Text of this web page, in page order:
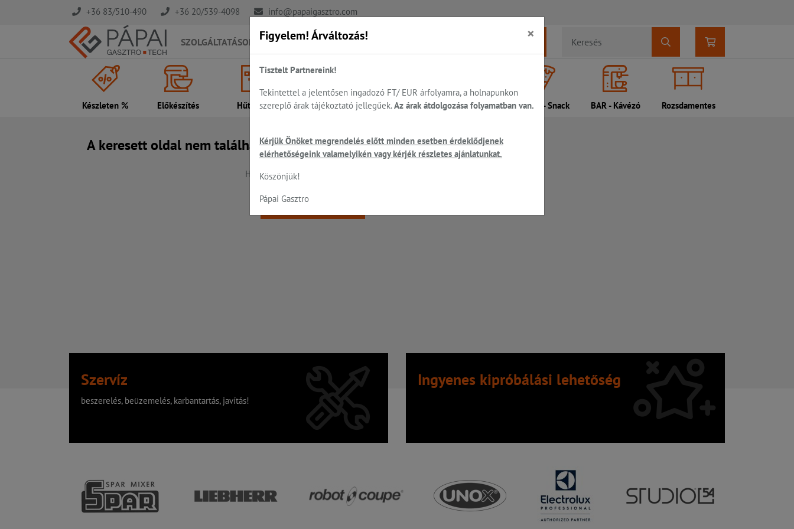
+36 83/510-490 +36 20/539-4098 info@papaigasztro.com
SZOLGÁLTATÁSOK REFERENCIÁK AKTUÁLIS
Készleten % Előkészítés Hűtés... Sütés - főzés Cukrászat... Mosogatás HENDI - Snack BAR - Kávézó Rozsdamentes
A keresett oldal nem található
Hiba, a keresett oldal nem található!
Vissza a főoldalra
Szervíz
beszerelés, beüzemelés, karbantartás, javítás!
Ingyenes kipróbálási lehetőség
Figyelem! Árváltozás! ×
Tisztelt Partnereink!
Tekintettel a jelentősen ingadozó FT/ EUR árfolyamra, a holnapunkon
szereplő árak tájékoztató jellegűek. Az árak átdolgozása folyamatban van.
Kérjük Önöket megrendelés előtt minden esetben érdeklődjenek
elérhetőségeink valamelyikén vagy kérjék részletes ajánlatunkat.
Köszönjük!
Pápai Gasztro